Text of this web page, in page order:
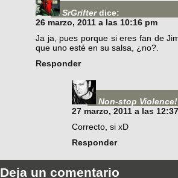
SrGrifter dice:
26 marzo, 2011 a las 10:16 pm
Ja ja, pues porque si eres fan de
que uno esté en su salsa, ¿no?.
Responder
Non-stop Violence!
27 marzo, 2011 a las
Correcto, si xD
Responder
Deja un comentario